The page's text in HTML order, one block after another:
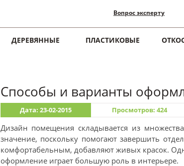
Вопрос эксперту
ДЕРЕВЯННЫЕ ПЛАСТИКОВЫЕ
Способы и варианты
Дата: 23-02-2015 Просмотров: 424
Дизайн помещения складывается из
значение, поскольку помогают завершить
комфортабельным, добавляют живых красок.
оформление играет большую роль в интерьере.